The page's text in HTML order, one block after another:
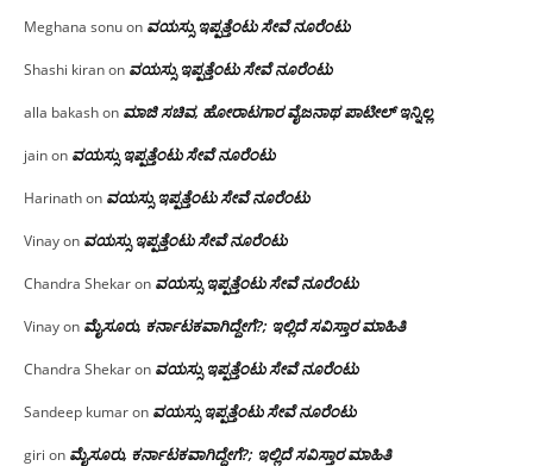
Meghana sonuon ವಯಸ್ಸು ಇಪ್ಪತ್ತೆಂಟು ಸೇವೆ ನೂರೆಂಟು
Shashi kiranon ವಯಸ್ಸು ಇಪ್ಪತ್ತೆಂಟು ಸೇವೆ ನೂರೆಂಟು
alla bakashon ಮಾಜಿ ಸಚಿವ, ಹೋರಾಟಗಾರ ವೈಜನಾಥ ಪಾಟೀಲ್ ಇನ್ನಿಲ್ಲ
jainon ವಯಸ್ಸು ಇಪ್ಪತ್ತೆಂಟು ಸೇವೆ ನೂರೆಂಟು
Harinathon ವಯಸ್ಸು ಇಪ್ಪತ್ತೆಂಟು ಸೇವೆ ನೂರೆಂಟು
Vinayon ವಯಸ್ಸು ಇಪ್ಪತ್ತೆಂಟು ಸೇವೆ ನೂರೆಂಟು
Chandra Shekaron ವಯಸ್ಸು ಇಪ್ಪತ್ತೆಂಟು ಸೇವೆ ನೂರೆಂಟು
Vinayon ಮೈಸೂರು, ಕರ್ನಾಟಕವಾಗಿದ್ದೇಗೆ?; ಇಲ್ಲಿದೆ ಸವಿಸ್ತಾರ ಮಾಹಿತಿ
Chandra Shekaron ವಯಸ್ಸು ಇಪ್ಪತ್ತೆಂಟು ಸೇವೆ ನೂರೆಂಟು
Sandeep kumaron ವಯಸ್ಸು ಇಪ್ಪತ್ತೆಂಟು ಸೇವೆ ನೂರೆಂಟು
giri on ಮೈಸೂರು, ಕರ್ನಾಟಕವಾಗಿದ್ದೇಗೆ?; ಇಲ್ಲಿದೆ ಸವಿಸ್ತಾರ ಮಾಹಿತಿ